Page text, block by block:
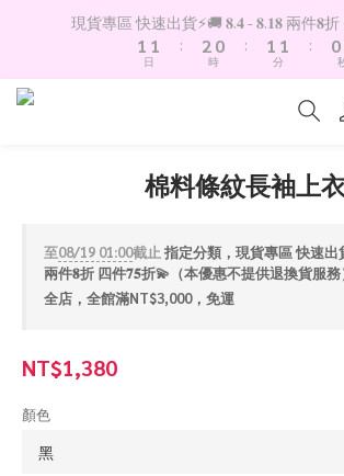
現貨專區 快速出貨⚡️🚚 𝟖.𝟒 - 𝟖.𝟏𝟖 兩件𝟖
2
1
0
2
1
0
日
:
3
2
1
1
0
時
:
2
1
0
2
1
0
分
:
1
0
棉料條紋長袖上
至08/19 01:00截止 指定分類，現貨專區 快速出
兩件𝟖折 四件𝟕𝟓折💫（本優惠不提供退換貨服務
全店，全館滿NT$3,000，免運
NT$1,380
顏色